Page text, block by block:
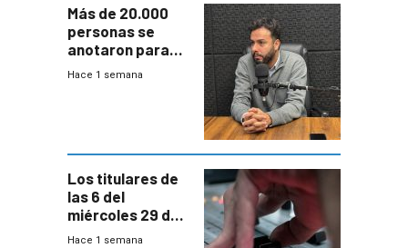
Más de 20.000
personas se
anotaron para
las pruebas
Hace 1 semana
Los titulares de
las 6 del
miércoles 29 de
julio de 2026
Hace 1 semana